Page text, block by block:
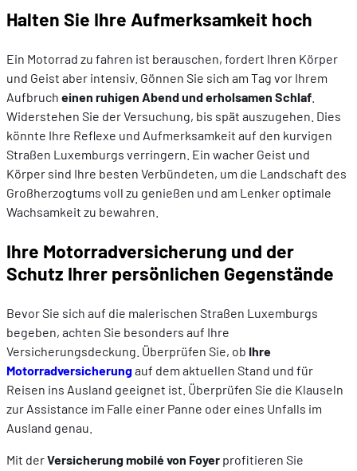
Halten Sie Ihre Aufmerksamkeit hoch
Ein Motorrad zu fahren ist berauschen, fordert Ihren Körper
und Geist aber intensiv. Gönnen Sie sich am Tag vor Ihrem
Aufbruch einen ruhigen Abend und erholsamen Schlaf
Widerstehen Sie der Versuchung, bis spät auszugehen. Dies
könnte Ihre Reflexe und Aufmerksamkeit auf den kurvigen
Straßen Luxemburgs verringern. Ein wacher Geist und
Körper sind Ihre besten Verbündeten, um die Landschaft des
Großherzogtums voll zu genießen und am Lenker optimale
Wachsamkeit zu bewahren.
Ihre Motorradversicherung und der
Schutz Ihrer persönlichen Gegenstände
Bevor Sie sich auf die malerischen Straßen Luxemburgs
begeben, achten Sie besonders auf Ihre
Versicherungsdeckung. Überprüfen Sie, ob Ihre
Motorradversicherungauf dem aktuellen Stand und für
Reisen ins Ausland geeignet ist. Überprüfen Sie die Klauseln
zur Assistance im Falle einer Panne oder eines Unfalls im
Ausland genau.
Mit derVersicherung mobilé von Foyer profitieren Sie